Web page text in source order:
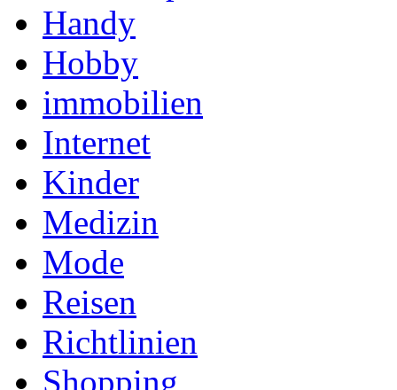
Handy
Hobby
immobilien
Internet
Kinder
Medizin
Mode
Reisen
Richtlinien
Shopping